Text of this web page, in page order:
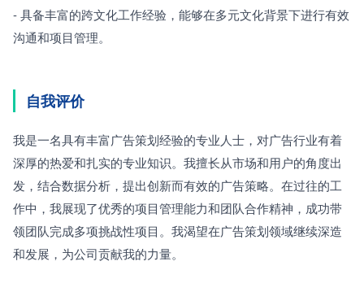
- 具备丰富的跨文化工作经验，能够在多元文化背景下进行有效
沟通和项目管理。
自我评价
我是一名具有丰富广告策划经验的专业人士，对广告行业有着
深厚的热爱和扎实的专业知识。我擅长从市场和用户的角度出
发，结合数据分析，提出创新而有效的广告策略。在过往的工
作中，我展现了优秀的项目管理能力和团队合作精神，成功带
领团队完成多项挑战性项目。我渴望在广告策划领域继续深造
和发展，为公司贡献我的力量。